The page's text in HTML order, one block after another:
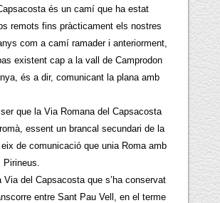
és un camí que ha estat
remots fins pràcticament els nostres
com a camí ramader i anteriorment,
existent cap a la vall de Camprodon
és a dir, comunicant la plana amb
que la Via Romana del Capsacosta
essent un brancal secundari de la
de comunicació que unia Roma amb
Via del Capsacosta que s’ha conservat
entre Sant Pau Vell, en el terme